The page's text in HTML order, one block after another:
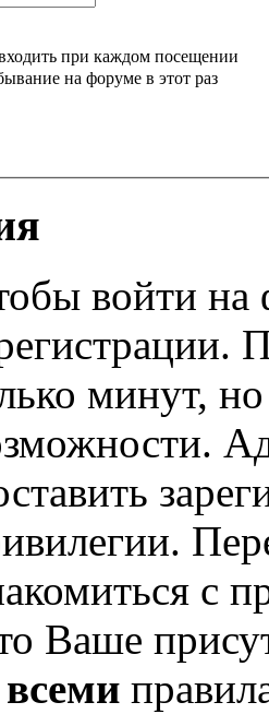
при каждом посещении
на форуме в этот раз
войти
минут,
с
Ваше
всеми